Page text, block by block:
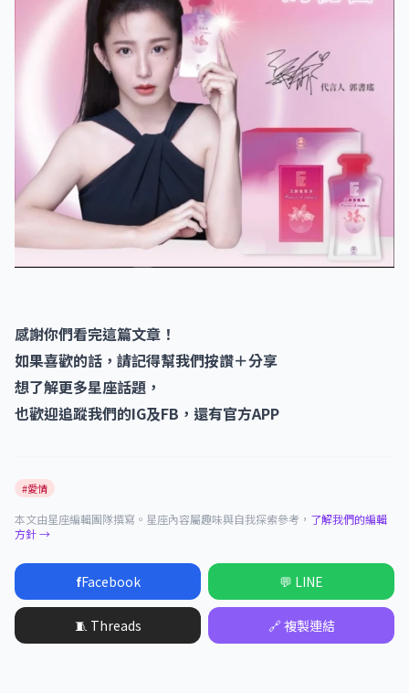
感謝你們看完這篇文章！
如果喜歡的話，請記得幫我們按讚＋分享
想了解更多星座話題，
也歡迎追蹤我們的IG及FB，還有官方APP
#愛情
本文由星座編輯團隊撰寫。星座內容屬趣味與自我探索參考， 了解我們的編輯
方針 →
fFacebook 💬 LINE
🧵 Threads 🔗 複製連結